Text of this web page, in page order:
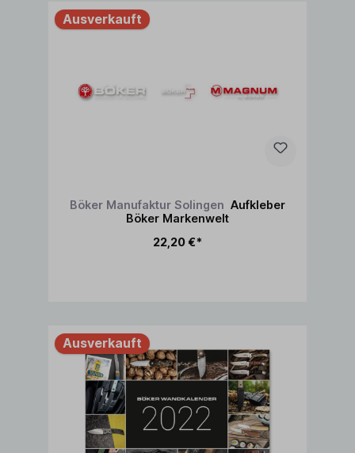
Ausverkauft
Böker Manufaktur Solingen Aufkleber
Böker Markenwelt
22,20 €*
Ausverkauft